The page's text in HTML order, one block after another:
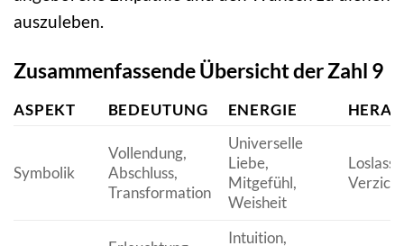
auszuleben.
Zusammenfassende Übersicht der Zahl 9
ASPEKT BEDEUTUNG ENERGIE
Symbolik
Vollendung,
Abschluss,
Transformation
Universelle
Liebe,
Mitgefühl,
Weisheit
Verzicht
Intuition,